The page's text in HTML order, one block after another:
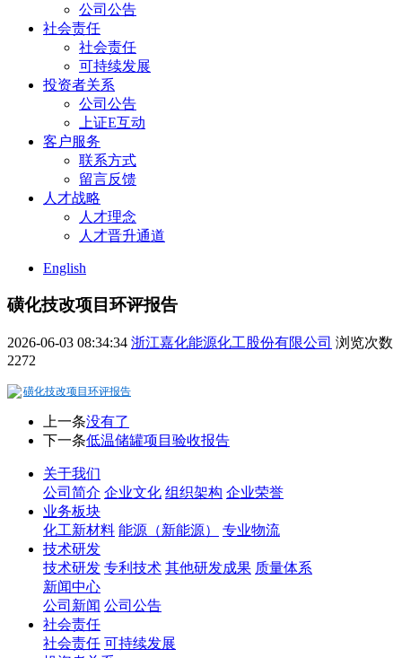
公司公告
社会责任
社会责任
可持续发展
投资者关系
公司公告
上证E互动
客户服务
联系方式
留言反馈
人才战略
人才理念
人才晋升通道
English
磺化技改项目环评报告
2026-06-03 08:34:34 浙江嘉化能源化工股份有限公司 浏览次数
2272
磺化技改项目环评报告
上一条没有了
下一条低温储罐项目验收报告
关于我们
公司简介 企业文化 组织架构 企业荣誉
业务板块
化工新材料 能源（新能源）
专业物流
技术研发
技术研发 专利技术 其他研发成果 质量体系
新闻中心
公司新闻 公司公告
社会责任
社会责任 可持续发展